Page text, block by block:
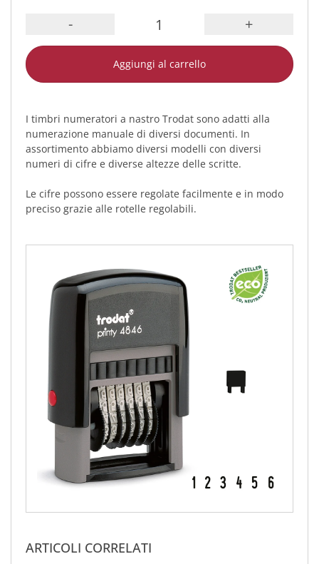
- +
Aggiungi al carrello
I timbri numeratori a nastro Trodat sono adatti alla
numerazione manuale di diversi documenti. In
assortimento abbiamo diversi modelli con diversi
numeri di cifre e diverse altezze delle scritte.
Le cifre possono essere regolate facilmente e in modo
preciso grazie alle rotelle regolabili.
ARTICOLI CORRELATI